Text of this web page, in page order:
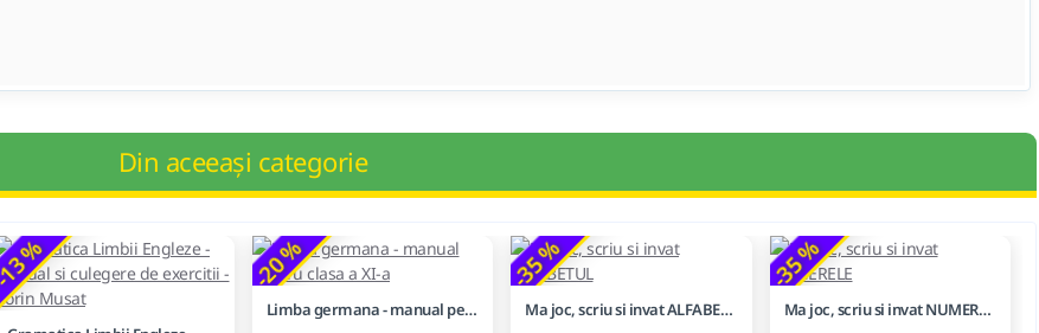
Din aceeași categorie
% -20 %
Limba germana - manual pentru clasa a XI-a
-35 %
Ma joc, scriu si invat ALFABETUL
-35 %
Ma joc, scriu si invat NUMERELE